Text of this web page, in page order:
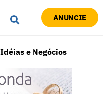
ANUNCIE
Idéias e Negócios